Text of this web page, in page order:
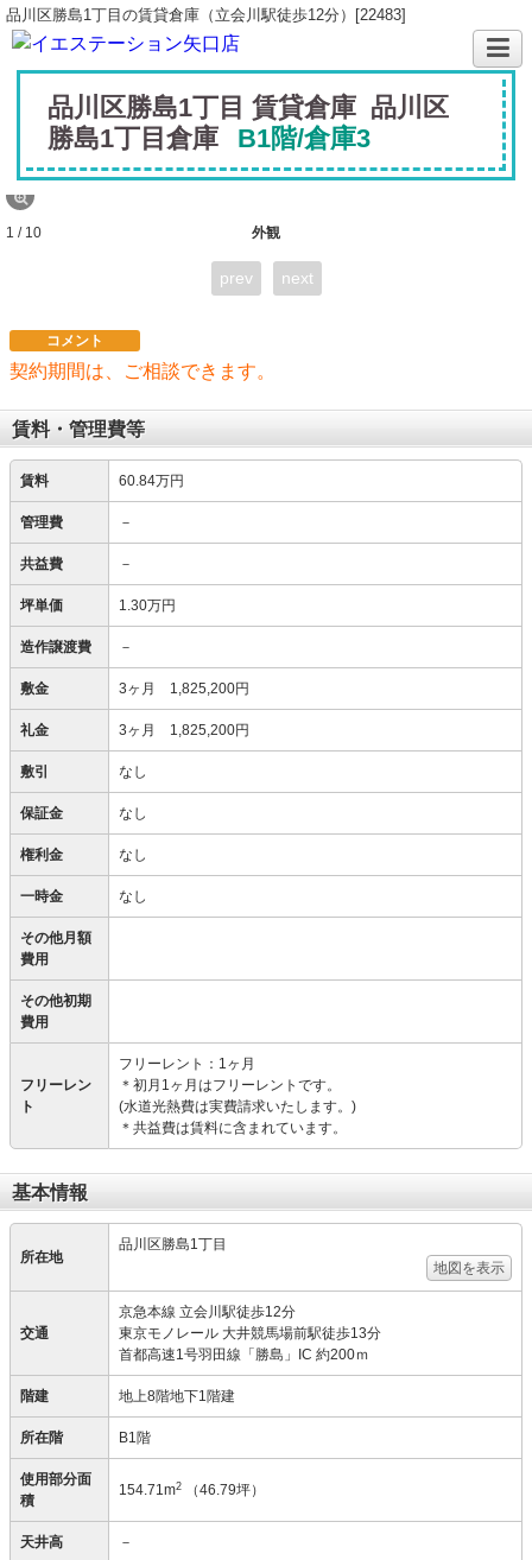
品川区勝島1丁目の賃貸倉庫（立会川駅徒歩12分）[22483]
品川区勝島1丁目 賃貸倉庫 品川区
勝島1丁目倉庫
B1階/倉庫3
外観
1 / 10
prev next
コメント
契約期間は、ご相談できます。
賃料・管理費等
賃料 60.84万円
管理費 －
共益費 －
坪単価 1.30万円
造作譲渡費 －
敷金 3ヶ月 1,825,200円
礼金 3ヶ月 1,825,200円
敷引 なし
保証金 なし
権利金 なし
一時金 なし
その他月額
費用
その他初期
費用
フリーレン
ト
フリーレント：1ヶ月
＊初月1ヶ月はフリーレントです。
(水道光熱費は実費請求いたします。)
＊共益費は賃料に含まれています。
基本情報
所在地
品川区勝島1丁目
地図を表示
交通
京急本線 立会川駅徒歩12分
東京モノレール 大井競馬場前駅徒歩13分
首都高速1号羽田線「勝島」IC 約200ｍ
階建 地上8階地下1階建
所在階 B1階
使用部分面
積
154.71m2 （46.79坪）
天井高 －